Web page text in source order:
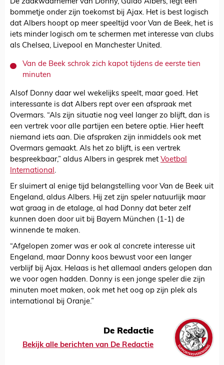
De zaakwaarnemer van Donny, Guido Albers, legt een
bommetje onder zijn toekomst bij Ajax. Het is best logisch
dat Albers hoopt op meer speeltijd voor Van de Beek, het is
iets minder logisch om te schermen met interesse van clubs
als Chelsea, Livepool en Manchester United.
Van de Beek schrok zich kapot tijdens de eerste tien
minuten
Alsof Donny daar wel wekelijks speelt, maar goed. Het
interessante is dat Albers rept over een afspraak met
Overmars. “Als zijn situatie nog veel langer zo blijft, dan is
een vertrek voor alle partijen een betere optie. Hier heeft
niemand iets aan. Die afspraken zijn inmiddels ook met
Overmars gemaakt. Als het zo blijft, is een vertrek
bespreekbaar,” aldus Albers in gesprek met Voetbal
International.
Er sluimert al enige tijd belangstelling voor Van de Beek uit
Engeland, aldus Albers. Hij zet zijn speler natuurlijk maar
wat graag in de etalage, al had Donny dat beter zelf
kunnen doen door uit bij Bayern München (1-1) de
winnende te maken.
“Afgelopen zomer was er ook al concrete interesse uit
Engeland, maar Donny koos bewust voor een langer
verblijf bij Ajax. Helaas is het allemaal anders gelopen dan
we voor ogen hadden. Donny is een jonge speler die zijn
minuten moet maken, ook met het oog op zijn plek als
international bij Oranje.”
De Redactie
Bekijk alle berichten van De Redactie